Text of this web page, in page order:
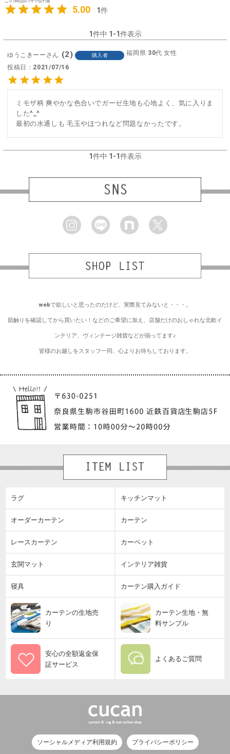
5.00 1
1件中 1 -1件表示
ゆうこきーー 2 購入者 福岡県 30代 女性
投稿日
2021/07/16
ミモザ柄 爽やかな色合いでガーゼ生地も心地よく、気に入りま
した^_^
最初の水通しも 毛玉やほつれなど問題なかったです。
1件中 1 -1件表示
webで欲しいと思ったのだけど、実際見てみないと・・・。
肌触りを確認してから買いたい！などのご希望に加え、店舗だけのおしゃれな北欧イ
ンテリア、ヴィンテージ雑貨などが揃ってます♪
皆様のお越しをスタッフ一同、心よりお待ちしております。
ラグ キッチンマット
オーダーカーテン カーテン
レースカーテン カーペット
玄関マット インテリア雑貨
寝具 カーテン購入ガイド
カーテンの生地売
り
カーテン生地・無
料サンプル
安心の全額返金保
証サービス
よくあるご質問
ソーシャルメディア利用規約 プライバシーポリシー